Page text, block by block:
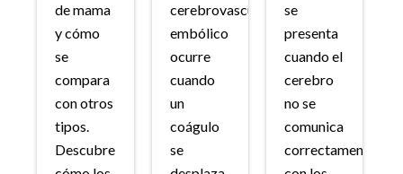
de mama
y cómo
se
compara
con otros
tipos.
Descubre
cerebrovascular
embólico
ocurre
cuando
un
coágulo
se
se
presenta
cuando el
cerebro
no se
comunica
correctamente